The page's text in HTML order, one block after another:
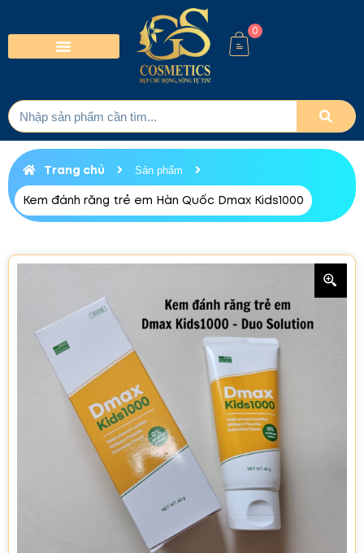
0
Trang chủ Sản phẩm
Kem đánh răng trẻ em Hàn Quốc Dmax Kids1000